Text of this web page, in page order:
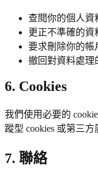
查閱你的個人資
更正不準確的資
要求刪除你的帳
撤回對資料處理
6. Cookies
我們使用必要的
蹤型 cookies 或第三方
7. 聯絡